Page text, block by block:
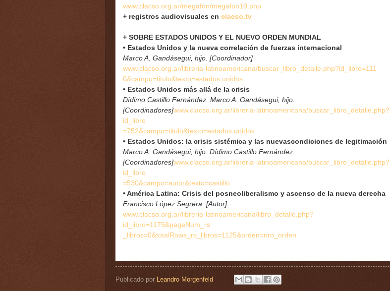
www.clacso.org.ar/megafon/megafon10.php
+ registros audiovisuales en clacso.tv
+ SOBRE ESTADOS UNIDOS Y EL NUEVO ORDEN MUNDIAL
• Estados Unidos y la nueva correlación de fuerzas internacional
Marco A. Gandásegui, hijo. [Coordinador]
www.clacso.org.ar/libreria-latinoamericana/buscar_libro_detalle.php?id_libro=111
0&campo=titulo&texto=estados unidos
• Estados Unidos más allá de la crisis
Dídimo Castillo Fernández. Marco A. Gandásegui, hijo.
[Coordinadores]www.clacso.org. ar/libreria-latinoamericana/buscar_libro_detalle.php?
id_libro
=752&campo=titulo&texto=estados unidos
• Estados Unidos: la crisis sistémica y las nuevascondiciones de legitimación
Marco A. Gandásegui, hijo. Dídimo Castillo Fernández.
[Coordinadores]www.clacso.org. ar/libreria-latinoamericana/buscar_libro_detalle.php?
id_libro
=530&campo=autor&texto=castillo
• América Latina: Crisis del posneoliberalismo y ascenso de la nueva derecha
Francisco López Segrera. [Autor]
www.clacso.org.ar/libreria-latinoamericana/libro_detalle.php?
id_libro=1175&pageNum_rs
_libros=0&totalRows_rs_libros=1125&orden=nro_orden
Publicado por Leandro Morgenfeld